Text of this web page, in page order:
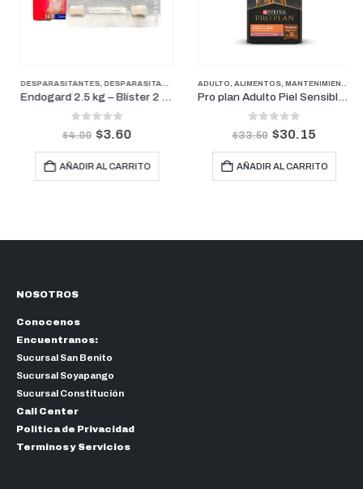
,PROMOCIONES ,FARMACIA,
DESPARASITANTES,DESPARASITANTES FARMACIA,PERROS
Endogard 2.5 kg – Blíster 2 tabletas
out of 5
$4.00 $3.60
AÑADIR AL CARRITO
ADULTO, ALIMENTOS, MANTENIMIENTO
Pro plan Adulto Piel Sensible Raza Mediana y Grande 3kg
out of 5
$33.50 $30.15
AÑADIR AL CARRITO
NOSOTROS
Conocenos
Encuentranos:
Sucursal San Benito
Sucursal Soyapango
Sucursal Constitución
Call Center
Politica de Privacidad
Terminos y Servicios